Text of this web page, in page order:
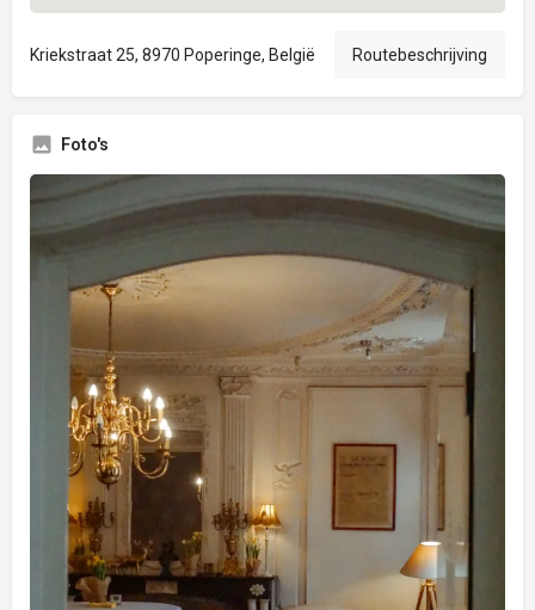
Kriekstraat 25, 8970 Poperinge, België Routebeschrijving
Foto's